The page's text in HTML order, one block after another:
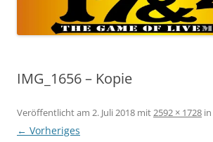
IMG_1656 – Kopie
Veröffentlicht am 2. Juli 2018 mit2592 × 1728 in
← Vorheriges